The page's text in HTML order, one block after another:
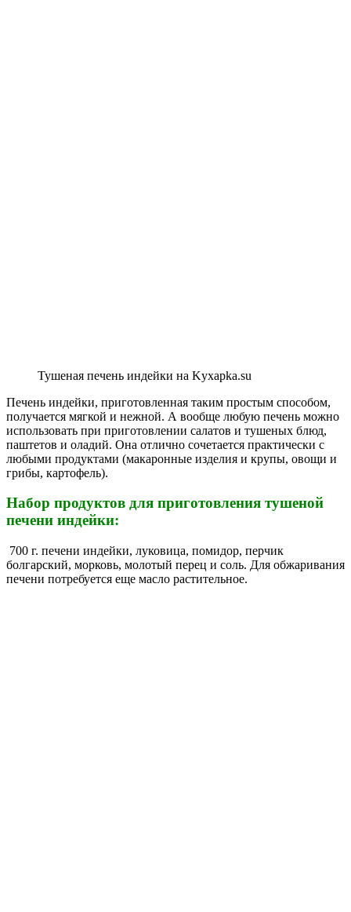
Тушеная печень индейки на Kyxapka.su
Печень индейки, приготовленная таким простым способом,
получается мягкой и нежной. А вообще любую печень можно
использовать при приготовлении салатов и тушеных блюд,
паштетов и оладий. Она отлично сочетается практически с
любыми продуктами (макаронные изделия и крупы, овощи и
грибы, картофель).
Набор продуктов для приготовления тушеной
печени индейки:
700 г. печени индейки, луковица, помидор, перчик
болгарский, морковь, молотый перец и соль. Для обжаривания
печени потребуется еще масло растительное.